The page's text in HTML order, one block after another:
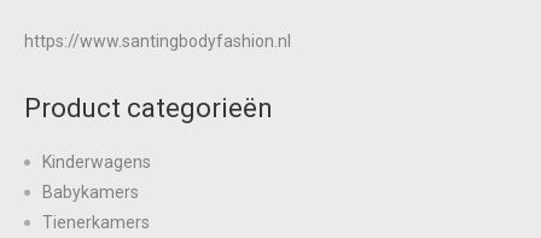
https://www.santingbodyfashion.nl
Product categorieën
Kinderwagens
Babykamers
Tienerkamers